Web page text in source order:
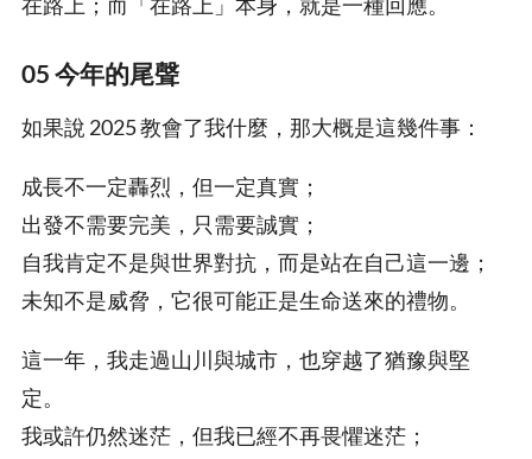
05 今年的尾聲
如果說 2025 教會了我什麼，那大概是這幾件事：
成長不一定轟烈，但一定真實；
出發不需要完美，只需要誠實；
自我肯定不是與世界對抗，而是站在自己這一邊；
未知不是威脅，它很可能正是生命送來的禮物。
這一年，我走過山川與城市，也穿越了猶豫與堅
定。
我或許仍然迷茫，但我已經不再畏懼迷茫；